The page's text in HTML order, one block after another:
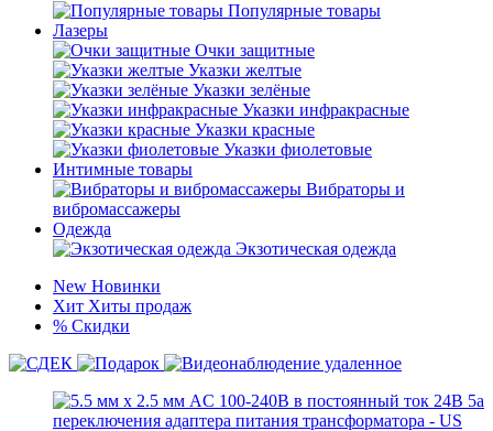
Популярные товары
Лазеры
Очки защитные
Указки желтые
Указки зелёные
Указки инфракрасные
Указки красные
Указки фиолетовые
Интимные товары
Вибраторы и
вибромассажеры
Одежда
Экзотическая одежда
New Новинки
Хит Хиты продаж
% Скидки